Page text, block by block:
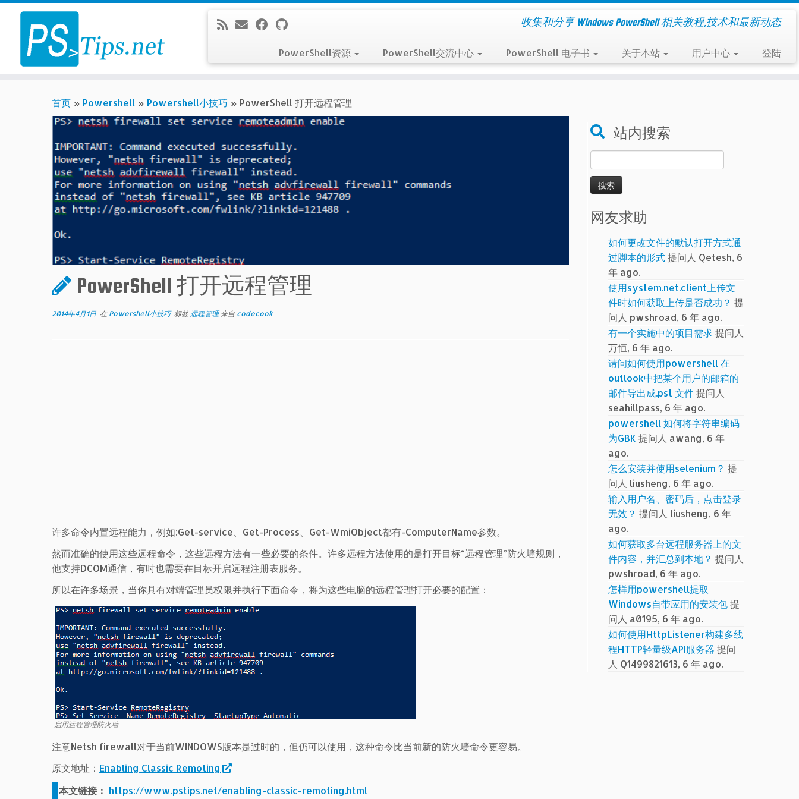
Skip
content
收集和分享 Windows PowerShell 相关教程,技术和最新动态
PowerShell资源 PowerShell交流中心 PowerShell 电子书 关于本站 用户中心 登陆
首页 » Powershell » Powershell小技巧 » PowerShell 打开远程管理
PowerShell 打开远程管理
2014年4月1日 在 Powershell小技巧 标签远程管理 来自 codecook
许多命令内置远程能力，例如:Get-service、Get-Process、Get-WmiObject都有-ComputerName参数。
然而准确的使用这些远程命令，这些远程方法有一些必要的条件。许多远程方法使用的是打开目标“远程管理”防火墙规则，
他支持DCOM通信，有时也需要在目标开启远程注册表服务。
所以在许多场景，当你具有对端管理员权限并执行下面命令，将为这些电脑的远程管理打开必要的配置：
启用运程管理防火墙
注意Netsh firewall对于当前WINDOWS版本是过时的，但仍可以使用，这种命令比当前新的防火墙命令更容易。
原文地址： Enabling Classic Remoting
本文链接： https://www.pstips.net/enabling-classic-remoting.html
站内搜索
索：
网友求助
如何更改文件的默认打开方式通
过脚本的形式提问人 Qetesh, 6
年 ago.
使用system.net.client上传文
件时如何获取上传是否成功？ 提
问人 pwshroad, 6 年 ago.
有一个实施中的项目需求提问人
万恒, 6 年 ago.
请问如何使用powershell 在
outlook中把某个用户的邮箱的
邮件导出成.pst 文件提问人
seahillpass, 6 年 ago.
powershell 如何将字符串编码
为GBK 提问人 awang, 6 年
ago.
怎么安装并使用selenium？ 提
问人 liusheng, 6 年 ago.
输入用户名、密码后，点击登录
无效？ 提问人 liusheng, 6 年
ago.
如何获取多台远程服务器上的文
件内容，并汇总到本地？ 提问人
pwshroad, 6 年 ago.
怎样用powershell提取
Windows自带应用的安装包提
问人 a0195, 6 年 ago.
如何使用HttpListener构建多线
程HTTP轻量级API服务器 提问
人 Q1499821613, 6 年 ago.